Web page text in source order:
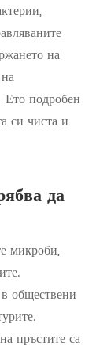
на
Ето подробен
си чиста и
да
микроби,
обществени
пръстите са